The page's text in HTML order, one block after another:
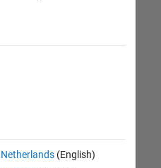
Netherlands(English)